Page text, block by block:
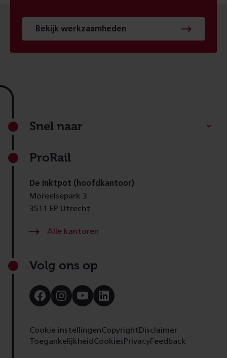
Bekijk werkzaamheden
Footer
Snel naar
ProRail
De Inktpot (hoofdkantoor)
Moreelsepark 3
3511 EP Utrecht
Alle kantoren
Volg ons op
Bezoek
onze
Bezoek
onze
Bezoek
onze
Bezoek
onze
Cookie instellingenCopyright Disclaimer
Toegankelijkheid Cookies PrivacyFeedback